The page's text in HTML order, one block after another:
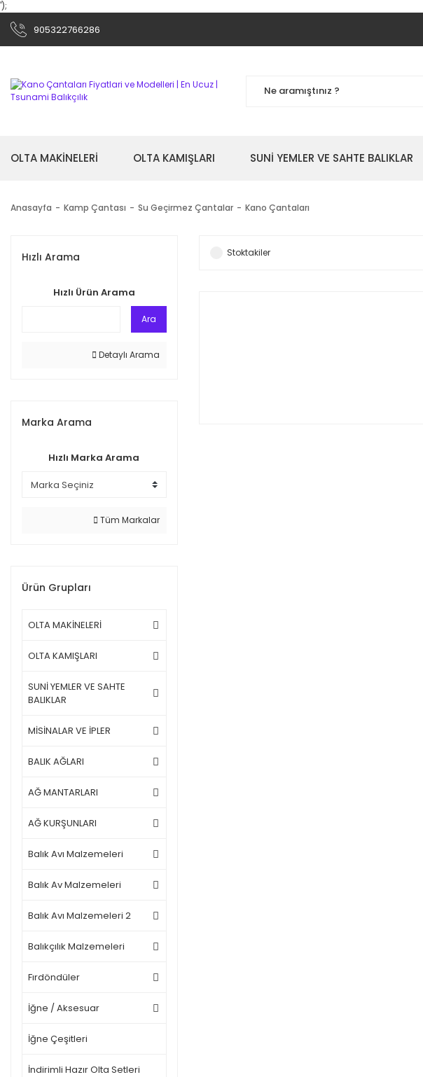
');
905322766286
OLTA MAKİNELERİ OLTA KAMIŞLARI SUNİ YEMLER VE SAHTE BALIKLAR
Anasayfa Kamp Çantası Su Geçirmez Çantalar Kano Çantaları
Hızlı Arama
Hızlı Ürün Arama
Ara
Detaylı Arama
Marka Arama
Hızlı Marka Arama
Tüm Markalar
Ürün Grupları
OLTA MAKİNELERİ
OLTA KAMIŞLARI
SUNİ YEMLER VE SAHTE
BALIKLAR
MİSİNALAR VE İPLER
BALIK AĞLARI
AĞ MANTARLARI
AĞ KURŞUNLARI
Balık Avı Malzemeleri
Balık Av Malzemeleri
Balık Avı Malzemeleri 2
Balıkçılık Malzemeleri
Fırdöndüler
İğne / Aksesuar
İğne Çeşitleri
İndirimli Hazır Olta Setleri
Stoktakiler